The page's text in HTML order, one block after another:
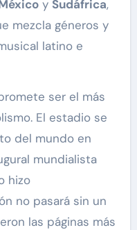
y Sudáfrica,
mezcla géneros y
latino e
ser el más
El estadio se
del mundo en
mundialista
hizo
no pasará sin un
las páginas más